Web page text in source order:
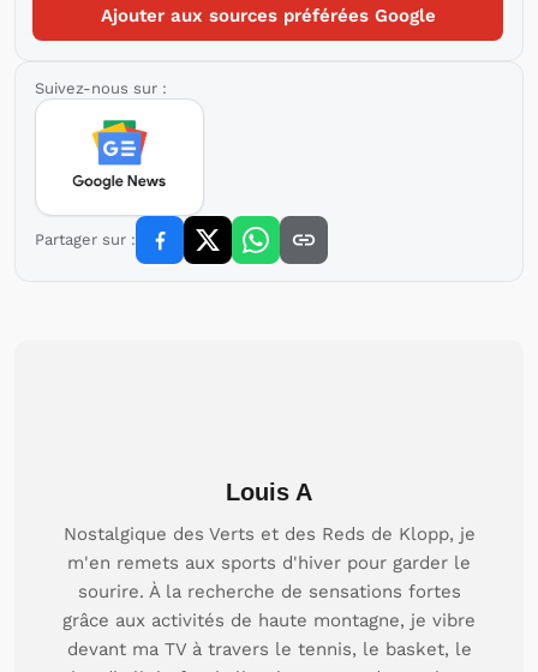
Ajouter aux sources préférées Google
Suivez-nous sur :
Partager sur :
Louis A
Nostalgique des Verts et des Reds de Klopp, je
m'en remets aux sports d'hiver pour garder le
sourire. À la recherche de sensations fortes
grâce aux activités de haute montagne, je vibre
devant ma TV à travers le tennis, le basket, le